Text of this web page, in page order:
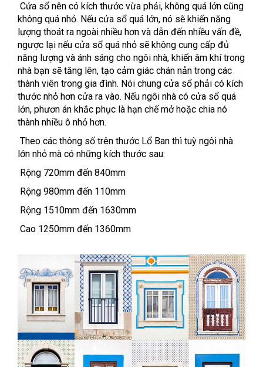
Cửa sổ nên có kích thước vừa phải, không quá lớn cũng
không quá nhỏ. Nếu cửa sổ quá lớn, nó sẽ khiến năng
lượng thoát ra ngoài nhiều hơn và dẫn đến nhiều vấn đề,
ngược lại nếu cửa sổ quá nhỏ sẽ không cung cấp đủ
năng lượng và ánh sáng cho ngôi nhà, khiến âm khí trong
nhà bạn sẽ tăng lên, tạo cảm giác chán nản trong các
thành viên trong gia đình. Nói chung cửa sổ phải có kích
thước nhỏ hơn cửa ra vào. Nếu ngôi nhà có cửa sổ quá
lớn, phươn án khắc phục là hạn chế mở hoặc chia nó
thành nhiều ô nhỏ hơn.
Theo các thông số trên thước Lổ Ban thì tuỳ ngôi nhà
lớn nhỏ mà có những kích thước sau:
Rộng 720mm đến 840mm
Rộng 980mm đến 110mm
Rộng 1510mm đến 1630mm
Cao 1250mm đến 1360mm